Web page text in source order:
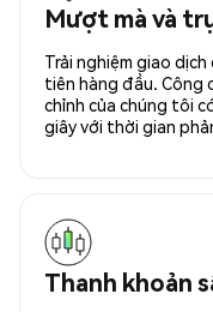
Mượt mà và
Trải nghiệm giao
tiên hàng đầu. Công
chỉnh của chúng tôi
giây với thời gian
Thanh khoản